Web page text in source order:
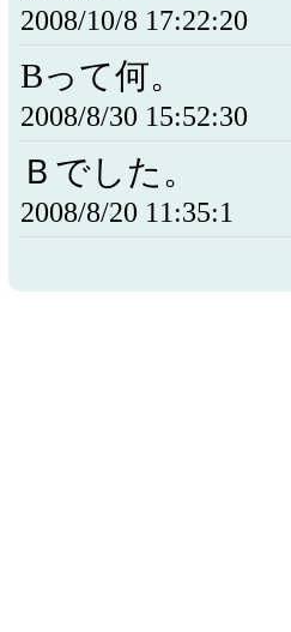
2008/10/8 17:22:20
Bって何。
2008/8/30 15:52:30
Ｂでした。
2008/8/20 11:35:1